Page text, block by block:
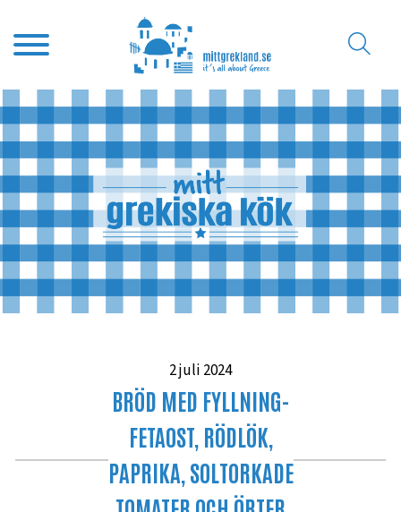
2 juli 2024
BRÖD MED FYLLNING-
FETAOST, RÖDLÖK,
PAPRIKA, SOLTORKADE